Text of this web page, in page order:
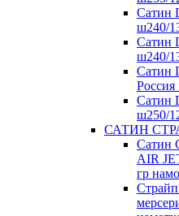
Сатин
ш240/
Сатин
ш240/
Сатин
Сатин
ш250/
САТИН
Сатин
AIR
гр